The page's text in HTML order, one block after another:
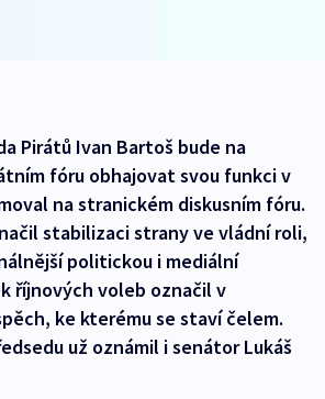
Pirátů Ivan Bartoš bude na
fóru obhajovat svou funkci v
na stranickém diskusním fóru.
stabilizaci strany ve vládní roli,
politickou i mediální
říjnových voleb označil v
ke kterému se staví čelem.
už oznámil i senátor Lukáš